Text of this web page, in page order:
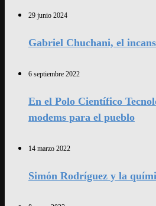
29 junio 2024
Gabriel Chuchani, el
6 septiembre 2022
En el Polo Científico
modems para el pueblo
14 marzo 2022
Simón Rodríguez y la